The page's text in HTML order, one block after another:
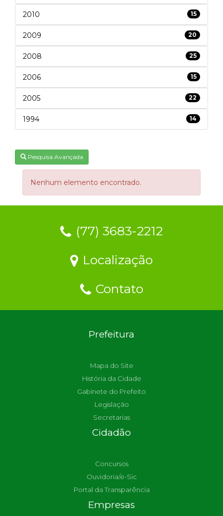
2010 15
2009 20
2008 25
2006 15
2005 22
1994 14
Pesquisa Avançada
Nenhum elemento encontrado.
(77) 3683-2212
Localização
Contato
Prefeitura
Mapa do Site
História da Cidade
Gabinete do Prefeito
Legislação
Secretarias
Cidadão
Concursos
Ouvidoria/e-Sic
Portal da Transparência
Empresas